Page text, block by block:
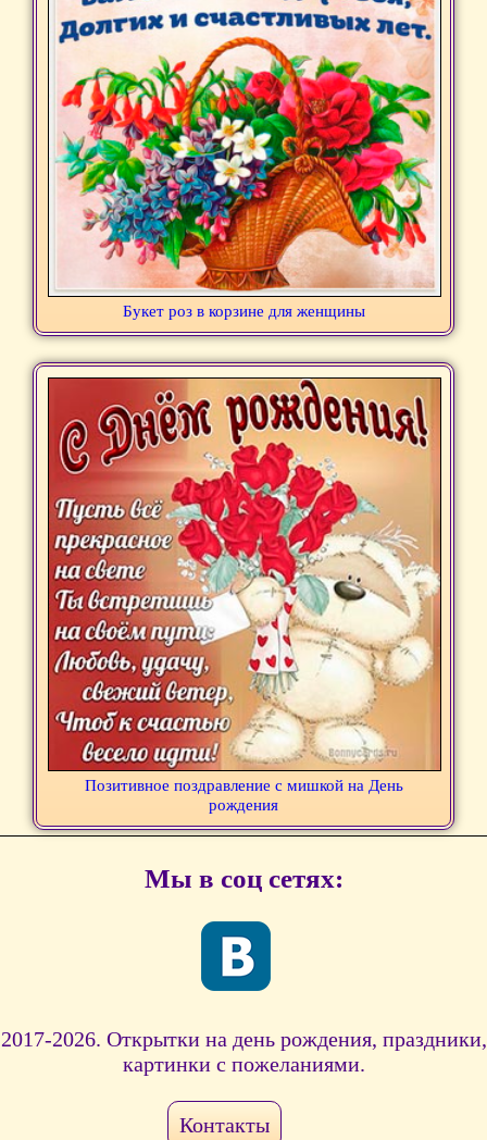
Букет роз в корзине для женщины
Позитивное поздравление с мишкой на День
рождения
Мы в соц сетях:
2017-2026. Открытки на день рождения, праздники,
картинки с пожеланиями.
Контакты